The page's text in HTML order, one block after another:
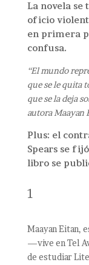
La novela se
oficio
en primera
confusa.
“El mundo
que se le quita
que se la deja
autora Maayan
Plus: el
Spears se
libro se
1
Maayan Eitan,
—vive en Tel
de estudiar